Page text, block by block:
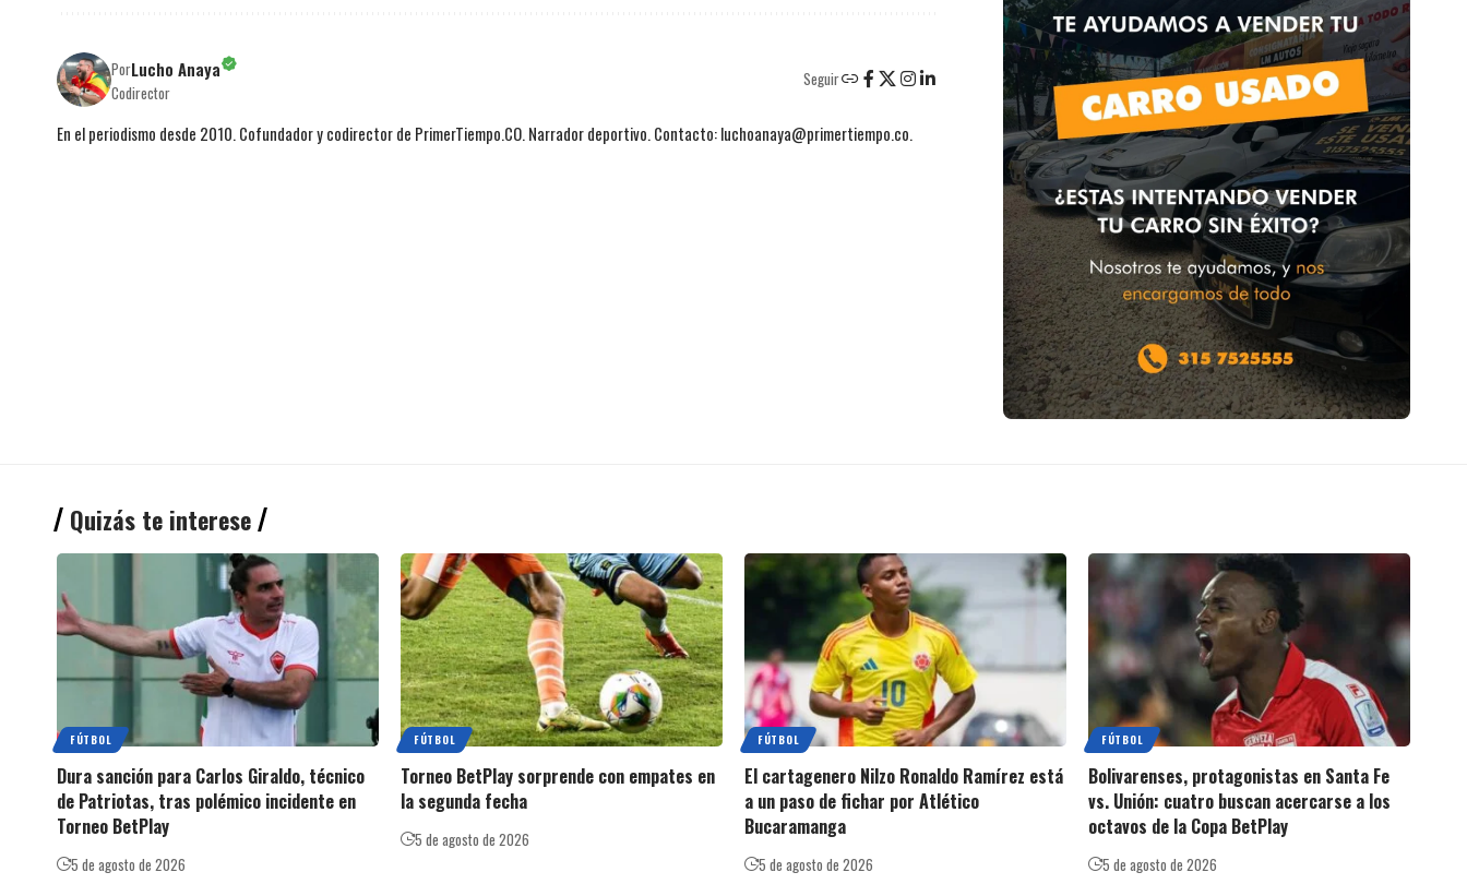
PorLucho Anaya
Codirector
Seguir
En el periodismo desde 2010. Cofundador y codirector de PrimerTiempo.CO. Narrador deportivo. Contacto: luchoanaya@primertiempo.co.
Quizás te interese
FÚTBOL
Dura sanción para Carlos Giraldo, técnico
de Patriotas, tras polémico incidente en
Torneo BetPlay
5 de agosto de 2026
FÚTBOL
Torneo BetPlay sorprende con empates en
la segunda fecha
5 de agosto de 2026
FÚTBOL
El cartagenero Nilzo Ronaldo Ramírez está
a un paso de fichar por Atlético
Bucaramanga
5 de agosto de 2026
FÚTBOL
Bolivarenses, protagonistas en Santa Fe
vs. Unión: cuatro buscan acercarse a los
octavos de la Copa BetPlay
5 de agosto de 2026